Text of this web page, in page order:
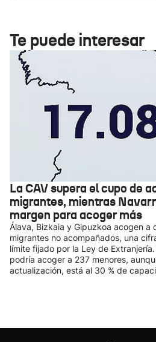
Te puede interesar
La CAV supera el cupo de
migrantes, mientras
margen para acoger más
Álava, Bizkaia y Gipuzkoa acogen a
migrantes no acompañados, una
límite fijado por la Ley de
podría acoger a 237 menores,
actualización, está al 30 % de